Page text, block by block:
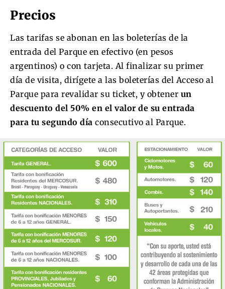
Precios
Las tarifas se abonan en las boleterías de la
entrada del Parque en efectivo (en pesos
argentinos) o con tarjeta. Al finalizar su primer
día de visita, dirígete a las boleterías del Acceso al
Parque para revalidar su ticket, y obtener un
descuento del 50% en el valor de su entrada
para tu segundo día consecutivo al Parque.